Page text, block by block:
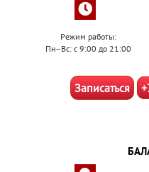
Режим работы:
Пн–Вс: с 9:00 до 21:00
Записаться